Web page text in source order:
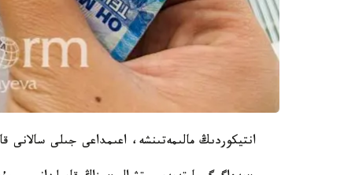
انتيكوردىڭ مالىمەتىنشە، اعىمداعى جىلى سالانى قارجىلاندىرۋ